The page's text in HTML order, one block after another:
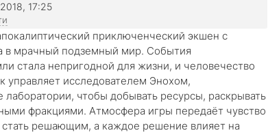
17:25
приключенческий экшен с
в мрачный подземный мир. События
стала непригодной для жизни, и человечество
управляет исследователем Энохом,
чтобы добывать ресурсы, раскрывать
фракциями. Атмосфера игры передаёт чувство
решающим, а каждое решение влияет на